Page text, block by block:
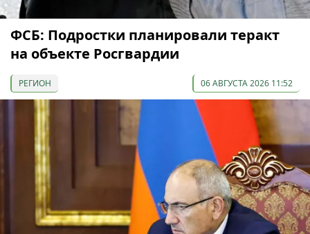
ФСБ: Подростки планировали теракт
на объекте Росгвардии
РЕГИОН 06 АВГУСТА 2026 11:52